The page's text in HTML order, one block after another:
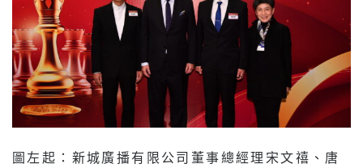
圖左起：新城廣播有限公司董事總經理宋文禧、唐